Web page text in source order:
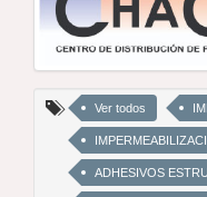
Ver todos
ADHESIVOS